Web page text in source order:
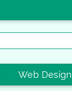
Web Design